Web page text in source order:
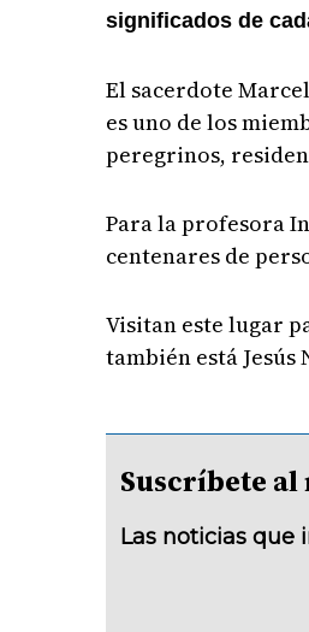
significados de
El sacerdote
es uno de los
peregrinos,
Para la profesora
centenares de
Visitan este lugar
también está Jesús
Suscríbete
Las noticias que